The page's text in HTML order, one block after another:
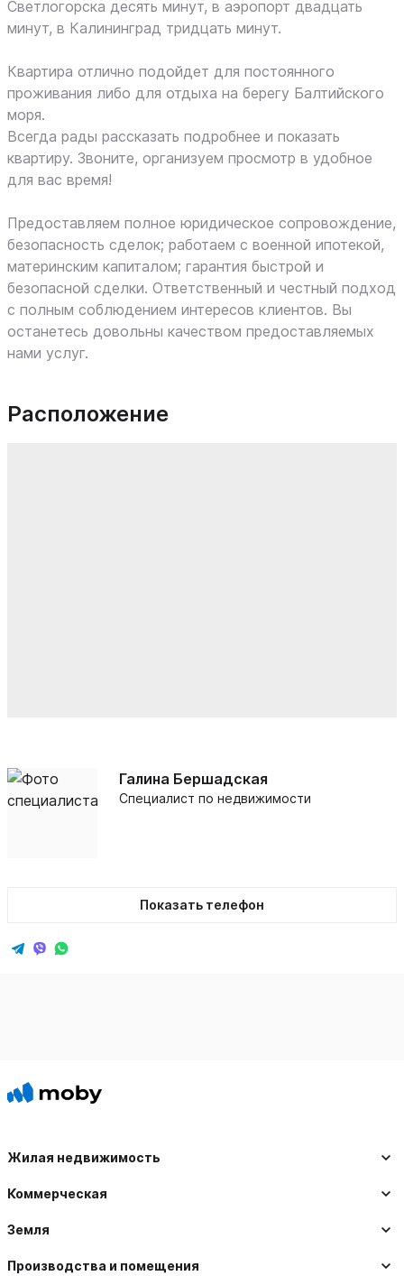
Светлогорска десять минут, в аэропорт двадцать
минут, в Калининград тридцать минут.
Квартира отлично подойдет для постоянного
проживания либо для отдыха на берегу Балтийского
моря.
Всегда рады рассказать подробнее и показать
квартиру. Звоните, организуем просмотр в удобное
для вас время!
Предоставляем полное юридическое сопровождение,
безопасность сделок; работаем с военной ипотекой,
материнским капиталом; гарантия быстрой и
безопасной сделки. Ответственный и честный подход
с полным соблюдением интересов клиентов. Вы
останетесь довольны качеством предоставляемых
нами услуг.
Расположение
Галина Бершадская
Специалист по недвижимости
Показать телефон
Жилая недвижимость
Коммерческая
Земля
Производства и помещения